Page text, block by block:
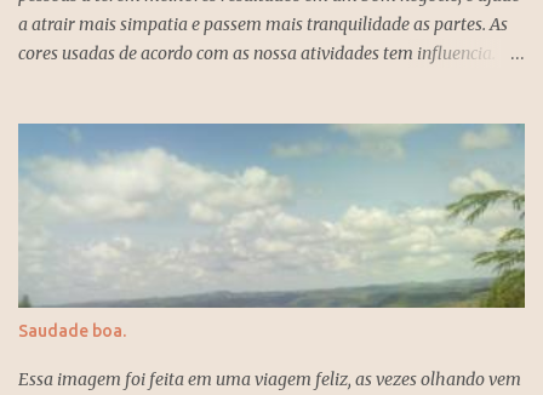
assumir novos desafios para conseguirem realizar os seus
projetos, e o ano um é o ano da busca da independência e também
possibilidades, amor, força, determinação, individualismo, e
coragem e se deve ser persistente na vida para atingir os objetivos
um ano para se esquecer...
a atrair mais simpatia e passem mais tranquilidade as partes. As
cores usadas de acordo com as nossa atividades tem influencia.
mais atraem tranquilidade, leveza, claridade e que transmite
firmeza eestabilidade. Esas são as cores para atrair boas energias
e mais apropriadas para essa ocasião. Azul empresarial, branco,
preto associada a cor branca e cinza, também cinza claro cai bem
para as mulheres e complemento para os homens. Entretenimento
Saudade boa.
Essa imagem foi feita em uma viagem feliz, as vezes olhando vem